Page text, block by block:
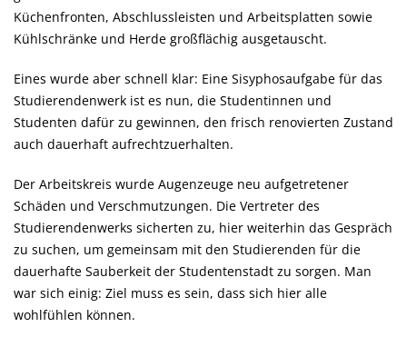
Küchenfronten, Abschlussleisten und Arbeitsplatten sowie
Kühlschränke und Herde großflächig ausgetauscht.
Eines wurde aber schnell klar: Eine Sisyphosaufgabe für das
Studierendenwerk ist es nun, die Studentinnen und
Studenten dafür zu gewinnen, den frisch renovierten Zustand
auch dauerhaft aufrechtzuerhalten.
Der Arbeitskreis wurde Augenzeuge neu aufgetretener
Schäden und Verschmutzungen. Die Vertreter des
Studierendenwerks sicherten zu, hier weiterhin das Gespräch
zu suchen, um gemeinsam mit den Studierenden für die
dauerhafte Sauberkeit der Studentenstadt zu sorgen. Man
war sich einig: Ziel muss es sein, dass sich hier alle
wohlfühlen können.